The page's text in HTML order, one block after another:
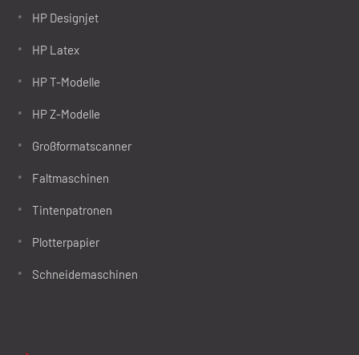
HP Designjet
HP Latex
HP T-Modelle
HP Z-Modelle
Großformatscanner
Faltmaschinen
Tintenpatronen
Plotterpapier
Schneidemaschinen